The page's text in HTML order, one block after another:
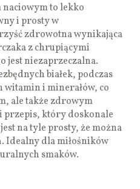
naciowym to lekko
i prosty w
zdrowotna wynikająca
z chrupiącymi
jest niezaprzeczalna.
białek, podczas
witamin i minerałów, co
ale także zdrowym
przepis, który doskonale
na tyle prosty, że można
Idealny dla miłośników
smaków.